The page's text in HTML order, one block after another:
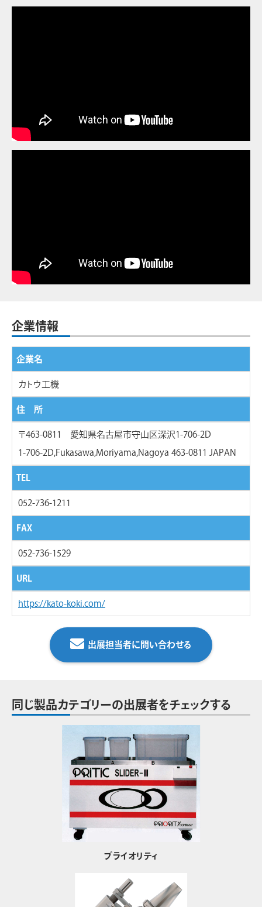
企業情報
企業名
カトウ工機
住 所
〒463-0811 愛知県名古屋市守山区深沢1-706-2D
1-706-2D,Fukasawa,Moriyama,Nagoya 463-0811 JAPAN
TEL
052-736-1211
FAX
052-736-1529
URL
https://kato-koki.com/
出展担当者に問い合わせる
同じ製品カテゴリーの出展者をチェックする
プライオリティ